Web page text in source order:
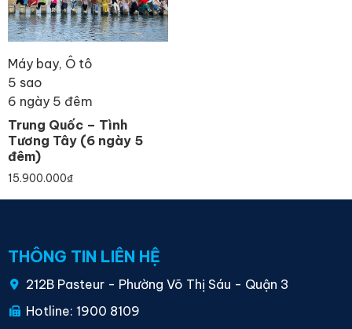
Máy bay, Ô tô
5 sao
6 ngày 5 đêm
Trung Quốc – Tình
Tương Tây (6 ngày 5
đêm)
15.900.000₫
THÔNG TIN LIÊN HỆ
212B Pasteur - Phường Võ Thị Sáu - Quận 3
Hotline: 1900 8109